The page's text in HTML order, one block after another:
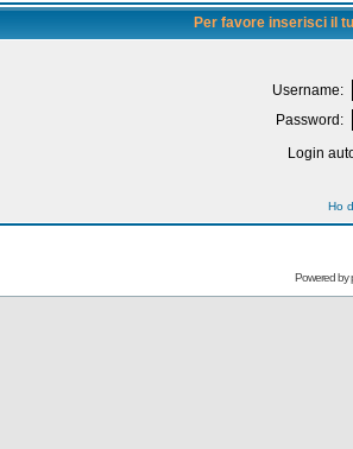
Per favore inserisci il
Username:
Password:
Login
Ho
Powered by